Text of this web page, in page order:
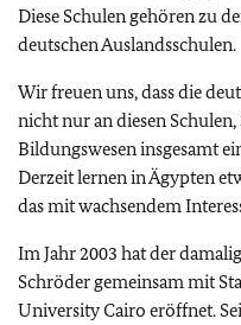
Diese Schulen gehören zu
deutschen Auslandsschulen.
Wir freuen uns, dass die
nicht nur an diesen
Bildungswesen insgesamt
Derzeit lernen in Ägypten
das mit wachsendem
Im Jahr 2003 hat der
Schröder gemeinsam mit
University Cairo eröffnet.